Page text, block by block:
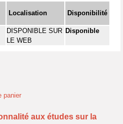
Localisation Disponibilité
DISPONIBLE SUR
LE WEB
Disponible
panier
aux études sur la